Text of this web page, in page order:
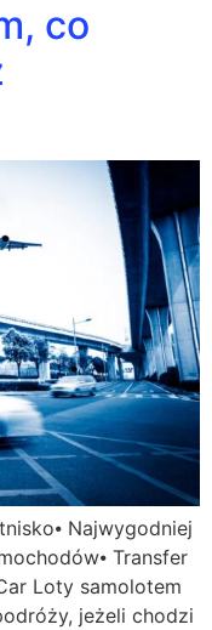
co
Najwygodniej
Transfer
Loty samolotem
jeżeli chodzi